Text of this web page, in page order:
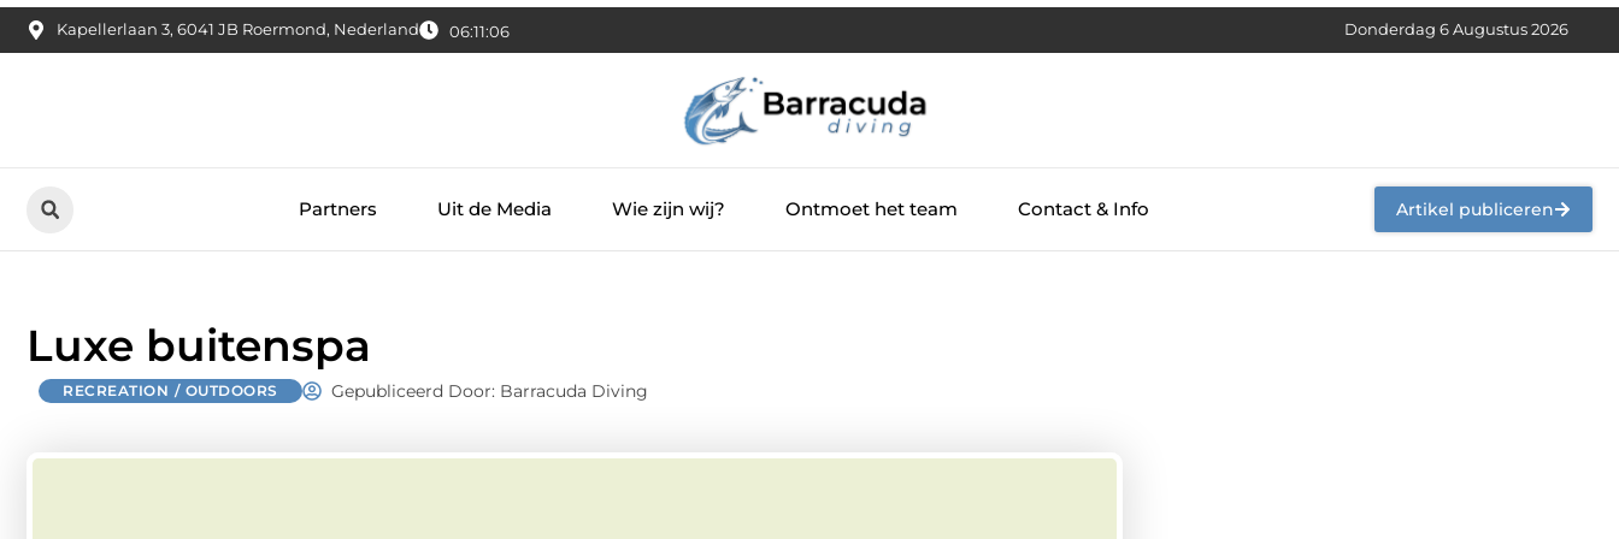
Kapellerlaan 3, 6041 JB Roermond, Nederland 06:11:07 Donderdag 6 Augustus 2026
Partners Uit de Media Wie zijn wij? Ontmoet het team Contact & Info Artikel publiceren
Luxe buitenspa
RECREATION / OUTDOORS Gepubliceerd Door: Barracuda Diving